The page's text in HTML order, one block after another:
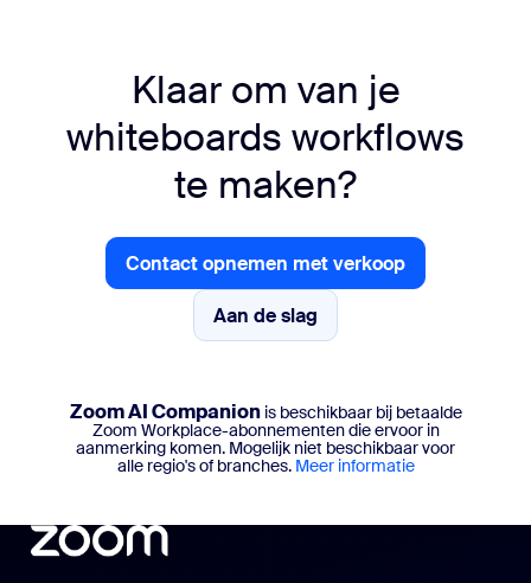
Klaar om van je
whiteboards workflows
te maken?
Contact opnemen met verkoop
Contact opnemen met verkoop
Aan de slag
Aan de slag
Zoom AI Companionis beschikbaar bij betaalde
Zoom Workplace-abonnementen die ervoor in
aanmerking komen. Mogelijk niet beschikbaar voor
alle regio's of branches. Meer informatie